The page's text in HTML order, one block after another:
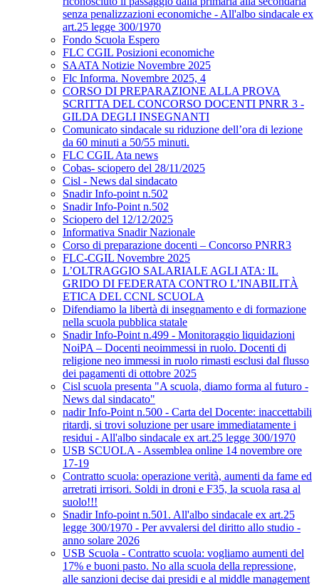
senza penalizzazioni economiche - All'albo sindacale ex
art.25 legge 300/1970
Fondo Scuola Espero
FLC CGIL Posizioni economiche
SAATA Notizie Novembre 2025
Flc Informa. Novembre 2025, 4
CORSO DI PREPARAZIONE ALLA PROVA
SCRITTA DEL CONCORSO DOCENTI PNRR 3 -
GILDA DEGLI INSEGNANTI
Comunicato sindacale su riduzione dell’ora di lezione
da 60 minuti a 50/55 minuti.
FLC CGIL Ata news
Cobas- sciopero del 28/11/2025
Cisl - News dal sindacato
Snadir Info-point n.502
Snadir Info-Point n.502
Sciopero del 12/12/2025
Informativa Snadir Nazionale
Corso di preparazione docenti – Concorso PNRR3
FLC-CGIL Novembre 2025
L’OLTRAGGIO SALARIALE AGLI ATA: IL
GRIDO DI FEDERATA CONTRO L’INABILITÀ
ETICA DEL CCNL SCUOLA
Difendiamo la libertà di insegnamento e di formazione
nella scuola pubblica statale
Snadir Info-Point n.499 - Monitoraggio liquidazioni
NoiPA – Docenti neoimmessi in ruolo. Docenti di
religione neo immessi in ruolo rimasti esclusi dal flusso
dei pagamenti di ottobre 2025
Cisl scuola presenta "A scuola, diamo forma al futuro -
News dal sindacato"
nadir Info-Point n.500 - Carta del Docente: inaccettabili
ritardi, si trovi soluzione per usare immediatamente i
residui - All'albo sindacale ex art.25 legge 300/1970
USB SCUOLA - Assemblea online 14 novembre ore
17-19
Contratto scuola: operazione verità, aumenti da fame ed
arretrati irrisori. Soldi in droni e F35, la scuola rasa al
suolo!!!
Snadir Info-point n.501. All'albo sindacale ex art.25
legge 300/1970 - Per avvalersi del diritto allo studio -
anno solare 2026
USB Scuola - Contratto scuola: vogliamo aumenti del
17% e buoni pasto. No alla scuola della repressione,
alle sanzioni decise dai presidi e al middle management